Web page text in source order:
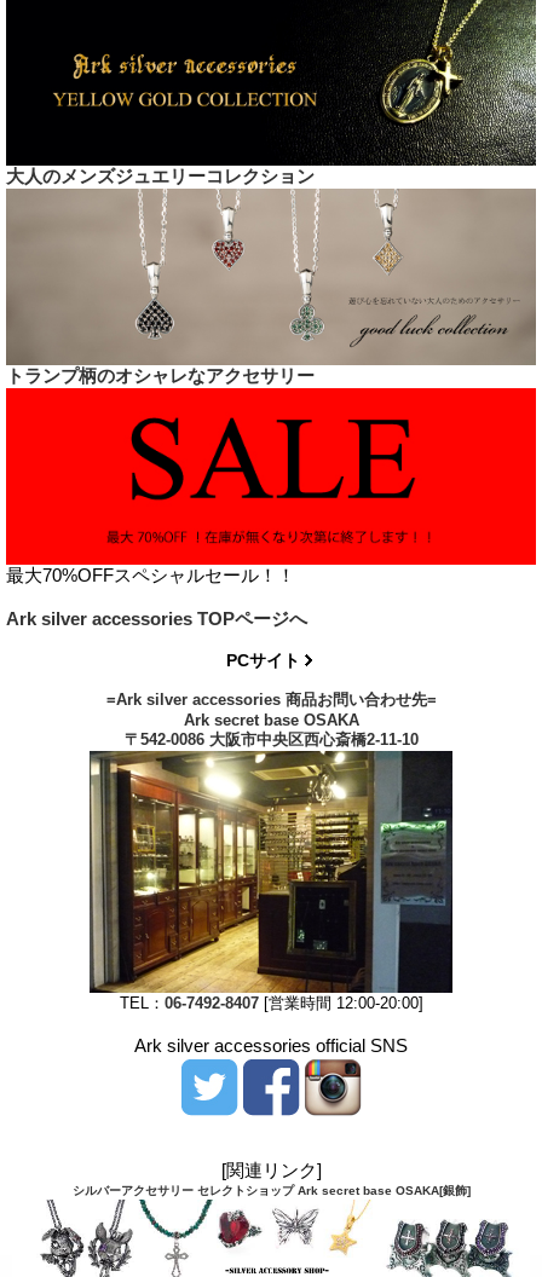
大人のメンズジュエリーコレクション
トランプ柄のオシャレなアクセサリー
最大70%OFFスペシャルセール！！
Ark silver accessories TOPページへ
PCサイト
=Ark silver accessories 商品お問い合わせ先=
Ark secret base OSAKA
〒542-0086 大阪市中央区西心斎橋2-11-10
TEL： 06-7492-8407[営業時間 12:00-20:00]
Ark silver accessories official SNS
[関連リンク]
シルバーアクセサリー セレクトショップ Ark secret base OSAKA[銀飾]